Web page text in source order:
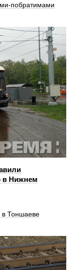
побратимами
в Нижнем
в Тоншаеве